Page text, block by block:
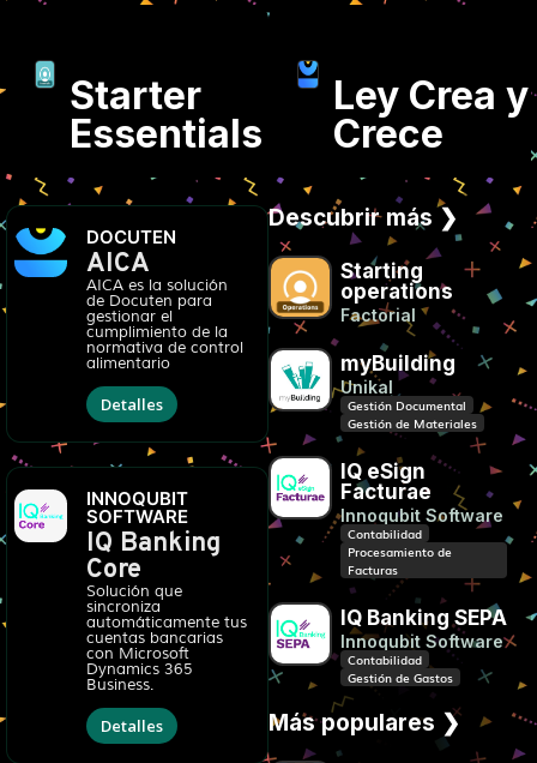
Starter
Essentials
Ley Crea y
Crece
DOCUTEN
AICA
AICA es la solución
de Docuten para
gestionar el
cumplimiento de la
normativa de control
alimentario
Detalles
INNOQUBIT
SOFTWARE
IQ Banking
Core
Solución que
sincroniza
automáticamente tus
cuentas bancarias
con Microsoft
Dynamics 365
Business.
Detalles
Descubrir más ❯
Starting
operations
Factorial
myBuilding
Unikal
Gestión Documental
Gestión de Materiales
IQ eSign
Facturae
Innoqubit Software
Contabilidad
Procesamiento de
Facturas
IQ Banking SEPA
Innoqubit Software
Contabilidad
Gestión de Gastos
Más populares ❯